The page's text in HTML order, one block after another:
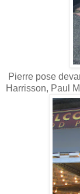
Pierre pose
Harrisson, Paul